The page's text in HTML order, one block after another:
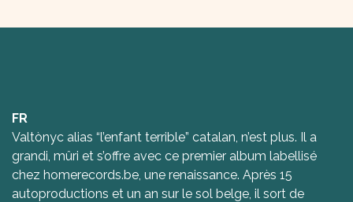
FR
Valtònyc alias “l’enfant terrible” catalan, n’est plus. Il a
grandi, mûri et s’offre avec ce premier album labellisé
chez homerecords.be, une renaissance. Après 15
autoproductions et un an sur le sol belge, il sort de